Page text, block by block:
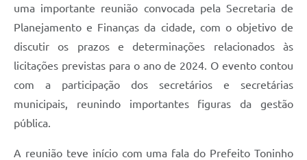
uma importante reunião convocada pela Secretaria de
Planejamento e Finanças da cidade, com o objetivo de
discutir os prazos e determinações relacionados às
licitações previstas para o ano de 2024. O evento contou
com a participação dos secretários e secretárias
municipais, reunindo importantes figuras da gestão
pública.
A reunião teve início com uma fala do Prefeito Toninho